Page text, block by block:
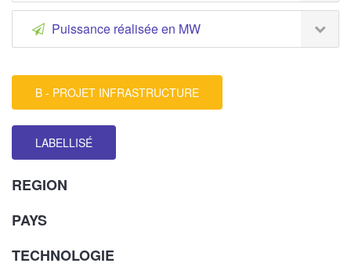
Puissance réalisée en MW
B - PROJET INFRASTRUCTURE
LABELLISÉ
REGION
PAYS
TECHNOLOGIE